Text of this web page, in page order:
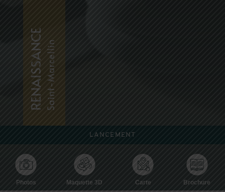
RENAISSANCESaint-Marcellin
LANCEMENT
Photos Maquette 3D Carte Brochure